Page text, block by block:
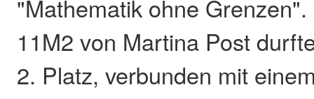
"Mathematik ohne
11M2 von Martina Post
2. Platz, verbunden mit